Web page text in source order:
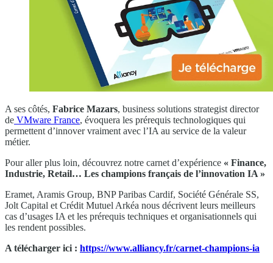
A ses côtés, Fabrice Mazars, business solutions strategist director
de VMware France, évoquera les prérequis technologiques qui
permettent d’innover vraiment avec l’IA au service de la valeur
métier.
Pour aller plus loin, découvrez notre carnet d’expérience « Finance,
Industrie, Retail… Les champions français de l’innovation IA »
Eramet, Aramis Group, BNP Paribas Cardif, Société Générale SS,
Jolt Capital et Crédit Mutuel Arkéa nous décrivent leurs meilleurs
cas d’usages IA et les prérequis techniques et organisationnels qui
les rendent possibles.
A télécharger ici : https://www.alliancy.fr/carnet-champions-ia